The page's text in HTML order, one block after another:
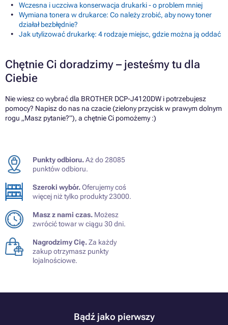
Wczesna i uczciwa konserwacja drukarki - o problem mniej
Wymiana tonera w drukarce: Co należy zrobić, aby nowy toner
działał bezbłędnie?
Jak utylizować drukarkę: 4 rodzaje miejsc, gdzie można ją oddać
Chętnie Ci doradzimy – jesteśmy tu dla
Ciebie
Nie wiesz co wybrać dla BROTHER DCP-J4120DW i potrzebujesz
pomocy? Napisz do nas na czacie (zielony przycisk w prawym dolnym
rogu „Masz pytanie?”), a chętnie Ci pomożemy :)
Punkty odbioru.Aż do 28085
punktów odbioru.
Szeroki wybór.Oferujemy coś
więcej niż tylko produkty 23000.
Masz z nami czas. Możesz
zwrócić towar w ciągu 30 dni.
Nagrodzimy Cię.Za każdy
zakup otrzymasz punkty
lojalnościowe.
Bądź jako pierwszy